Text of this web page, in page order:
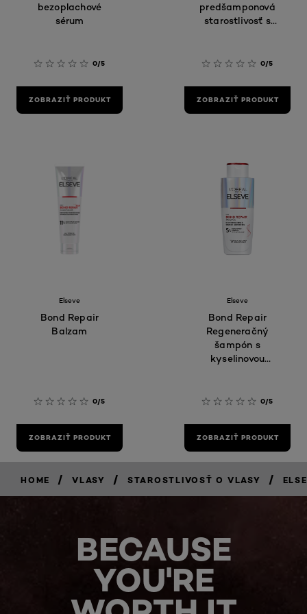
bezoplachové
sérum
0/5
ZOBRAZIŤ PRODUKT
predšamponová
starostlivosť s
0/5
ZOBRAZIŤ PRODUKT
Elseve
Bond Repair
Balzam
0/5
ZOBRAZIŤ PRODUKT
Elseve
Bond Repair
Regeneračný
šampón s
kyselinovou
0/5
ZOBRAZIŤ PRODUKT
HOME / VLASY / STAROSTLIVOSŤ O VLASY /
BECAUSE
YOU'RE